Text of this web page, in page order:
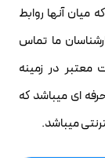
ميان آنها روابط
ما تماس
معتبر در زمینه
ای میباشد که
میباشد.